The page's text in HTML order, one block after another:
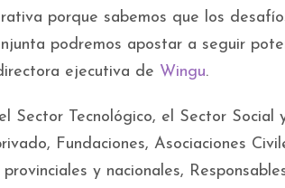
porque sabemos que los
podremos apostar a seguir
ejecutiva de Wingu.
Sector Tecnológico, el Sector
Fundaciones, Asociaciones
provinciales y nacionales,